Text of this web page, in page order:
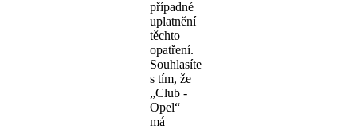
případné
uplatnění
těchto
opatření.
Souhlasíte
s tím, že
„Club -
Opel“
má